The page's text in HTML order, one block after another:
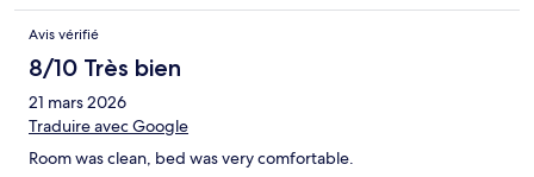
Avis vérifié
8/10 Très bien
21 mars 2026
Traduire avec Google
Room was clean, bed was very comfortable.